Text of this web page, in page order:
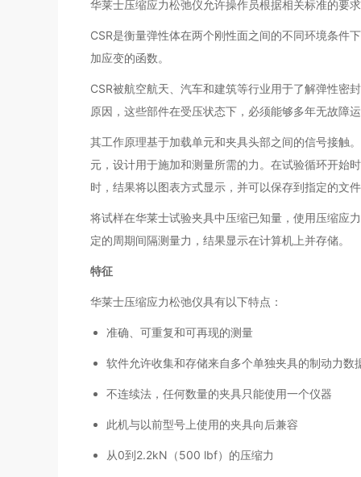
华莱士压缩应力松弛仪允许操作员根据相关标准的要
CSR是衡量弹性体在两个刚性面之间的不同环境条件
加应变的函数。
CSR被航空航天、汽车和建筑等行业用于了解弹性密
原因，这些部件在受压状态下，必须能够多年无故障
其工作原理基于加载单元和夹具头部之间的信号接触
元，设计用于施加和测量所需的力。在试验循环开始
时，结果将以图表方式显示，并可以保存到指定的文
将试样在华莱士试验夹具中压缩已知量，使用压缩应
定的周期间隔测量力，结果显示在计算机上并存储。
特征
华莱士压缩应力松弛仪具有以下特点：
准确、可重复和可再现的测量
软件允许收集和存储来自多个单独夹具的制动力数
不连续法，任何数量的夹具只能使用一个仪器
此机与以前型号上使用的夹具向后兼容
从0到2.2kN（500 lbf）的压缩力